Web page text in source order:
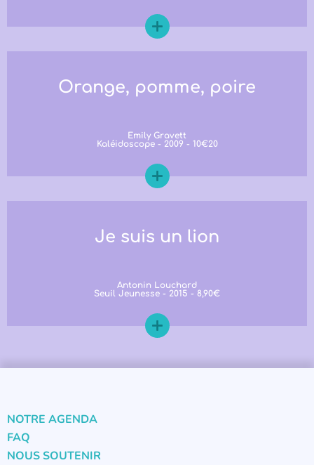
Orange, pomme, poire
Emily Gravett
Kaléidoscope - 2009 - 10€20
Je suis un lion
Antonin Louchard
Seuil Jeunesse - 2015 - 8,90€
NOTRE AGENDA
FAQ
NOUS SOUTENIR